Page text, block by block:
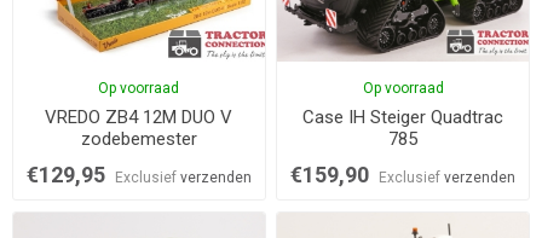
Op voorraad
VREDO ZB4 12M DUO V
zodebemester
€129,95 Exclusief verzenden
Op voorraad
Case IH Steiger Quadtrac
785
€159,90 Exclusiefverzenden